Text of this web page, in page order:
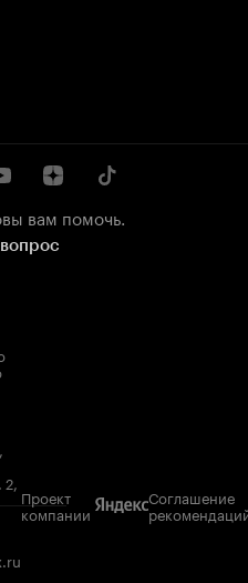
вам помочь.
2,
Проект
компании
Соглашение